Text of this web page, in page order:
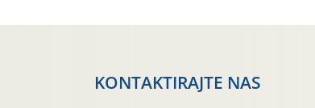
KONTAKTIRAJTE NAS